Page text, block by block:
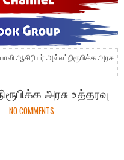
ஆசிரியர் அல்ல' நிரூபிக்க அரசு
அரசு உத்தரவு
NO COMMENTS